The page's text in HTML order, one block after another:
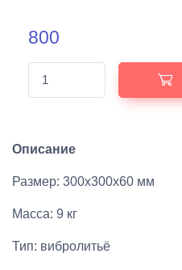
800
Описание
Размер: 300х300х60 мм
Масса: 9 кг
Тип: вибролитьё